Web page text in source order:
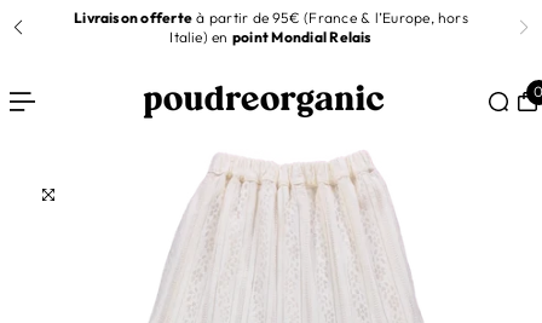
AU CONTENULivraison offerte à partir de 95€ (France & l’Europe, hors
Italie) en point Mondial Relais